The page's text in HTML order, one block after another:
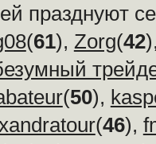
празднуют
(61), Zorg(42
(50),
(46),